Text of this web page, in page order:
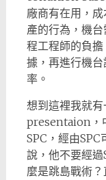
廠商有在用，
產的行為，機
程工程師的負
據，再進行機
率。
想到這裡我就
presentaion，
SPC，經由
說，他不要經
麼是跳島戰術